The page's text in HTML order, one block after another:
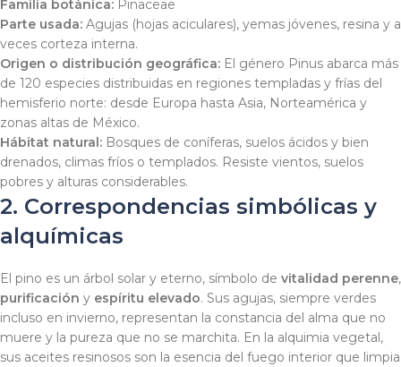
Familia botánica: Pinaceae
Parte usada: Agujas (hojas aciculares), yemas jóvenes, resina y a
veces corteza interna.
Origen o distribución geográfica: El género Pinus abarca más
de 120 especies distribuidas en regiones templadas y frías del
hemisferio norte: desde Europa hasta Asia, Norteamérica y
zonas altas de México.
Hábitat natural: Bosques de coníferas, suelos ácidos y bien
drenados, climas fríos o templados. Resiste vientos, suelos
pobres y alturas considerables.
2. Correspondencias simbólicas y
alquímicas
El pino es un árbol solar y eterno, símbolo de vitalidad perenne,
purificación y espíritu elevado. Sus agujas, siempre verdes
incluso en invierno, representan la constancia del alma que no
muere y la pureza que no se marchita. En la alquimia vegetal,
sus aceites resinosos son la esencia del fuego interior que limpia